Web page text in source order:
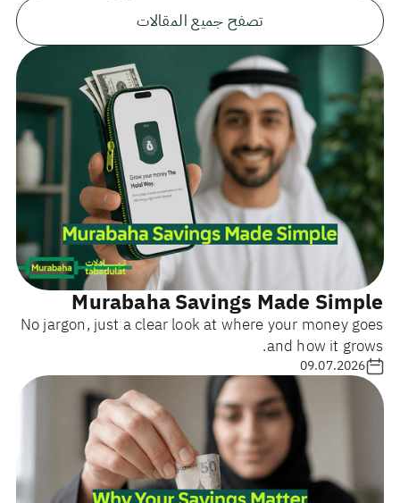
تصفح جميع المقالات
Murabaha Savings Made Simple
No jargon, just a clear look at where your money goes
and how it grows.
09.07.2026